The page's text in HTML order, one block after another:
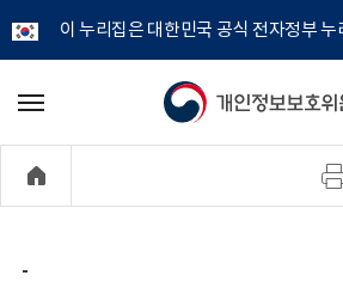
이 누리집은 대한민국 공식 전자정부 누
개
정
메
기
-